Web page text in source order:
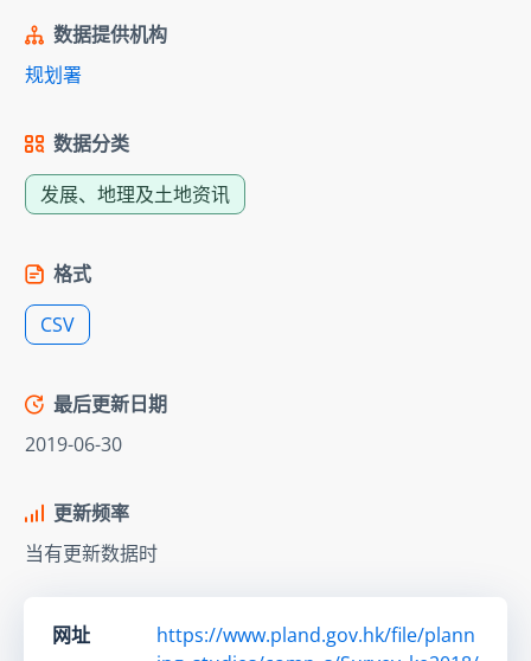
数据提供机构
规划署
数据分类
发展、地理及土地资讯
格式
CSV
最后更新日期
2019-06-30
更新频率
当有更新数据时
网址
https://www.pland.gov.hk/file/plann